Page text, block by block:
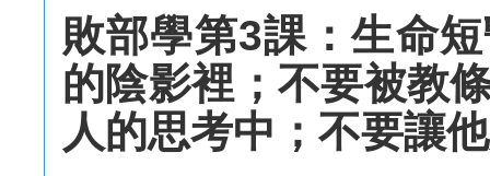
敗部學第3課：生命
的陰影裡；不要被教
人的思考中；不要讓